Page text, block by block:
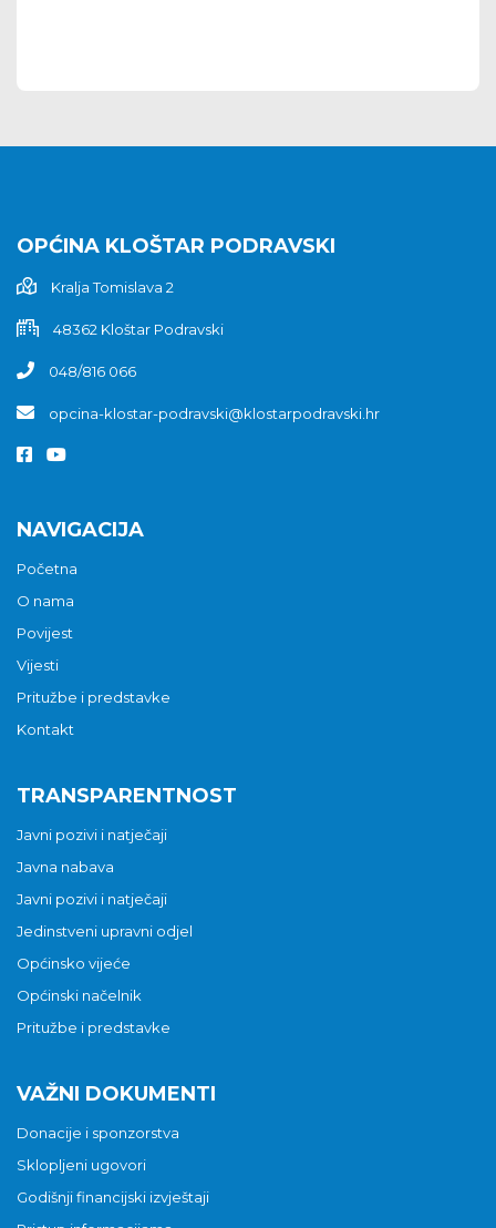
OPĆINA KLOŠTAR PODRAVSKI
Kralja Tomislava 2
48362 Kloštar Podravski
048/816 066
opcina-klostar-podravski@klostarpodravski.hr
NAVIGACIJA
Početna
O nama
Povijest
Vijesti
Pritužbe i predstavke
Kontakt
TRANSPARENTNOST
Javni pozivi i natječaji
Javna nabava
Javni pozivi i natječaji
Jedinstveni upravni odjel
Općinsko vijeće
Općinski načelnik
Pritužbe i predstavke
VAŽNI DOKUMENTI
Donacije i sponzorstva
Sklopljeni ugovori
Godišnji financijski izvještaji